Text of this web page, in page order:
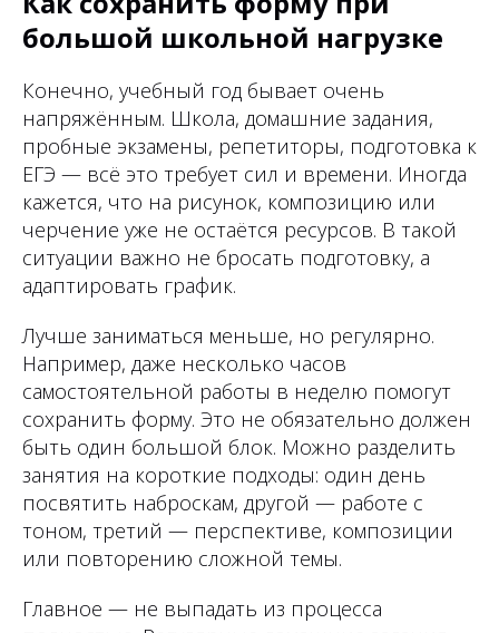
большой школьной нагрузке
Конечно, учебный год бывает очень
напряжённым. Школа, домашние задания,
пробные экзамены, репетиторы, подготовка к
ЕГЭ — всё это требует сил и времени. Иногда
кажется, что на рисунок, композицию или
черчение уже не остаётся ресурсов. В такой
ситуации важно не бросать подготовку, а
адаптировать график.
Лучше заниматься меньше, но регулярно.
Например, даже несколько часов
самостоятельной работы в неделю помогут
сохранить форму. Это не обязательно должен
быть один большой блок. Можно разделить
занятия на короткие подходы: один день
посвятить наброскам, другой — работе с
тоном, третий — перспективе, композиции
или повторению сложной темы.
Главное — не выпадать из процесса